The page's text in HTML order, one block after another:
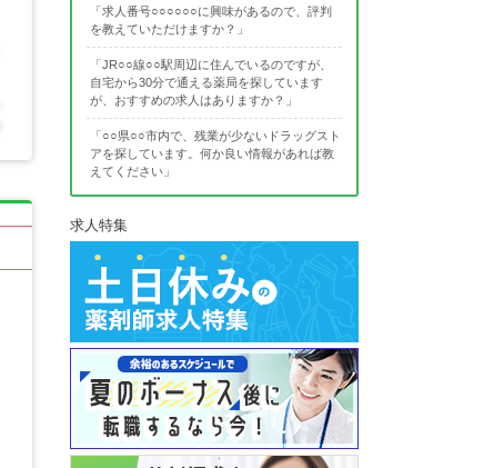
「求人番号○○○○○○に興味があるので、評判
を教えていただけますか？」
「JR○○線○○駅周辺に住んでいるのですが、
自宅から30分で通える薬局を探しています
が、おすすめの求人はありますか？」
「○○県○○市内で、残業が少ないドラッグスト
アを探しています。何か良い情報があれば教
えてください」
求人特集